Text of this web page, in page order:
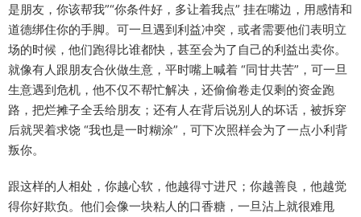
是朋友，你该帮我”“你条件好，多让着我点” 挂在嘴边，用感情和
道德绑住你的手脚。可一旦遇到利益冲突，或者需要他们表明立
场的时候，他们跑得比谁都快，甚至会为了自己的利益出卖你。
就像有人跟朋友合伙做生意，平时嘴上喊着 “同甘共苦”，可一旦
生意遇到危机，他不仅不帮忙解决，还偷偷卷走仅剩的资金跑
路，把烂摊子全丢给朋友；还有人在背后说别人的坏话，被拆穿
后就哭着求饶 “我也是一时糊涂”，可下次照样会为了一点小利背
叛你。​
跟这样的人相处，你越心软，他越得寸进尺；你越善良，他越觉
得你好欺负。他们会像一块粘人的口香糖，一旦沾上就很难甩